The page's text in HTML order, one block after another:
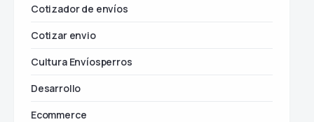
Cotizador de envíos
Cotizar envio
Cultura Envíosperros
Desarrollo
Ecommerce